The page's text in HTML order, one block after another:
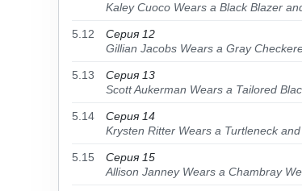
Kaley Cuoco Wears a Black Blazer
5.12
Серия 12
Gillian Jacobs Wears a Gray
5.13
Серия 13
Scott Aukerman Wears a Tailored
5.14
Серия 14
Krysten Ritter Wears a Turtleneck
5.15
Серия 15
Allison Janney Wears a Chambray